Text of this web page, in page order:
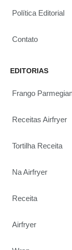
Política Editorial
Contato
EDITORIAS
Frango
Receitas Airfryer
Tortilha Receita
Na Airfryer
Receita
Airfryer